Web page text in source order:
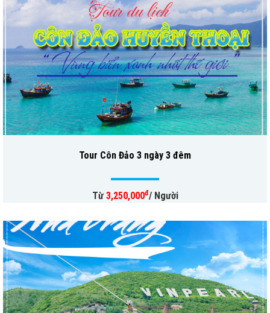
Tour Côn Đảo 3 ngày 3 đêm
Từ 3,250,000đ/ Người